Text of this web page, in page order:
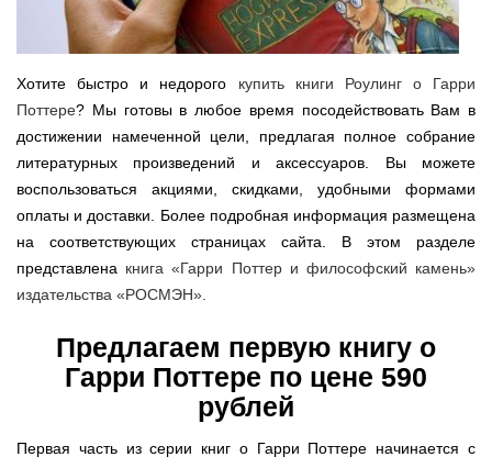
Хотите быстро и недорого купить книги Роулинг о Гарри
Поттере? Мы готовы в любое время посодействовать Вам в
достижении намеченной цели, предлагая полное собрание
литературных произведений и аксессуаров. Вы можете
воспользоваться акциями, скидками, удобными формами
оплаты и доставки. Более подробная информация размещена
на соответствующих страницах сайта. В этом разделе
представлена книга «Гарри Поттер и философский камень»
издательства «РОСМЭН».
Предлагаем первую книгу о
Гарри Поттере по цене 590
рублей
Первая часть из серии книг о Гарри Поттере начинается с